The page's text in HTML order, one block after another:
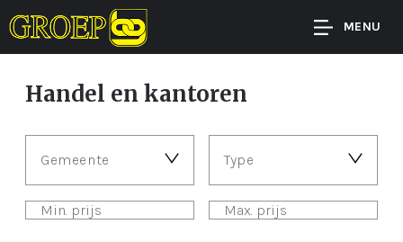
MENU
Handel en kantoren
Gemeente Type